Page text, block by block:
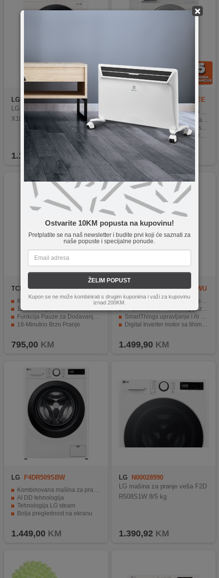
×
Ostvarite 10KM popusta na kupovinu!
Pretplatite se na naš newsletter i budite prvi koji će saznati za
naše popuste i specijalne ponude.
ŽELIM POPUST
Kupon se ne može kombinirati s drugim kuponima i važi za kupovinu
iznad 200KM.
LG N00035477
LG mašina za pranje veša W4
X1085NWK 8/5 kg
1.192,07 KM
BDE 107624 8WS EE
Veliki kapacitet pranja do 10 kg i sušenja do 7 kg
16 prilagodljivih programa za različite tekstile i potrebe
Funkcija Push&Go za jednostavno pranje i sušenje jednim pritiskom
Wash&Dry 45 program za brzo pranje i sušenje
Digitalni LCD ekran za lakše upravljanje ciklusima
899,90KM
TCL CP1012SA0
Kapacite pranja / sušenja 10/6 kg.
1200 obrtaja/min
Funkcija Pauze za Dodavanje Odeće
18-Minutno Brzo Pranje
795,00 KM
Novo
Samsung WD11DB7B85GWU
4
Kapacitet pranja 11 kg i sušenja 7 kg
AI Ecobubble™ tehnologija za efikasno pranje pri nižim temperaturama
SmartThings upravljanje i AI Energy Mode za optimizaciju potrošnje
Digital Inverter motor sa tihim i dugotrajnim radom
1.499,90 KM
LG F4DR509SBW
Kombinovana mašina za pranje veša sa parom
AI DD tehnologija
Tehnologija LG steam
Bolja preglednost na ekranu
1.449,00 KM
LG
N00028990
LG mašina za pranje veša F2D
R508S1W 8/5 kg
1.390,92KM